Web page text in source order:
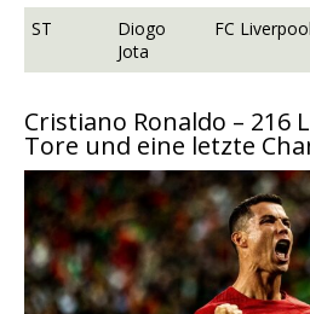
ST
Diogo
Jota
FC Liverpool
Cristiano Ronaldo – 216
Tore und eine letzte